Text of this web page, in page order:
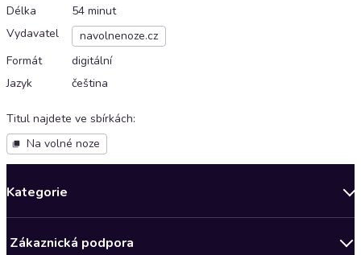
Délka
54 minut
Vydavatel
navolnenoze.cz
Formát
digitální
Jazyk
čeština
Titul najdete ve sbírkách:
Na volné noze
Kategorie
Zákaznická podpora